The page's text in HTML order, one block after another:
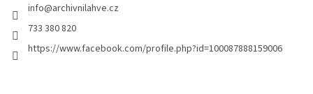
info@archivnilahve.cz
733 380 820
https://www.facebook.com/profile.php?id=100087888159006